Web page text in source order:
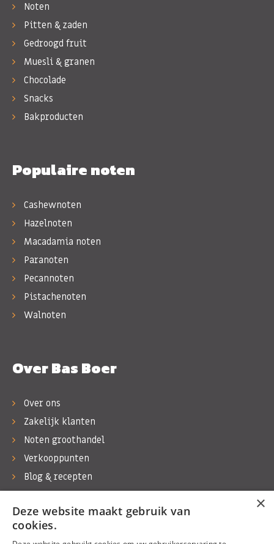
Noten
Pitten & zaden
Gedroogd fruit
Muesli & granen
Chocolade
Snacks
Bakproducten
Populaire noten
Cashewnoten
Hazelnoten
Macadamia noten
Paranoten
Pecannoten
Pistachenoten
Walnoten
Over Bas Boer
Over ons
Zakelijk klanten
Noten groothandel
Verkooppunten
Blog & recepten
Contact
×
Deze website maakt gebruik van
cookies.